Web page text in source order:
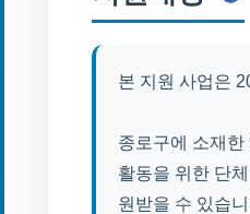
본 지원 사업은
종로구에 소재
활동을 위한 단
원받을 수 있습